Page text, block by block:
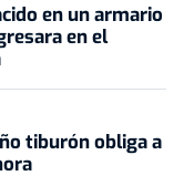
en un armario
en el
tiburón obliga a